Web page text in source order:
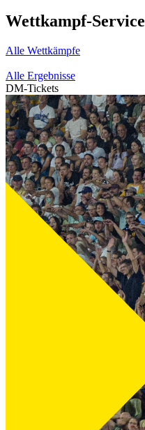
Wettkampf-Service
Alle Wettkämpfe
Alle Ergebnisse
DM-Tickets